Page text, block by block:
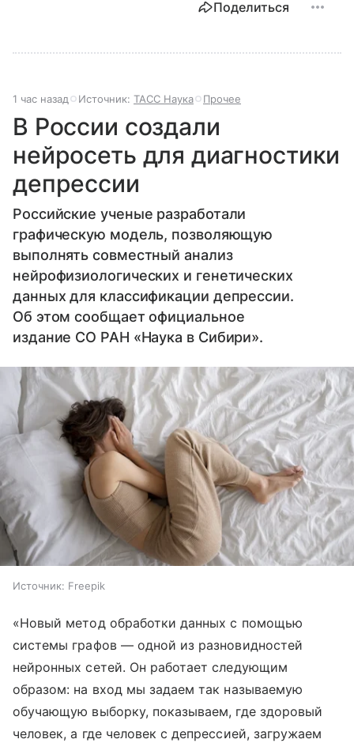
Поделиться
1 час назад Источник: ТАСС Наука Прочее
В России создали
нейросеть для диагностики
депрессии
Российские ученые разработали
графическую модель, позволяющую
выполнять совместный анализ
нейрофизиологических и генетических
данных для классификации депрессии.
Об этом сообщает официальное
издание СО РАН «Наука в Сибири».
Источник: Freepik
«Новый метод обработки данных с помощью
системы графов — одной из разновидностей
нейронных сетей. Он работает следующим
образом: на вход мы задаем так называемую
обучающую выборку, показываем, где здоровый
человек, а где человек с депрессией, загружаем